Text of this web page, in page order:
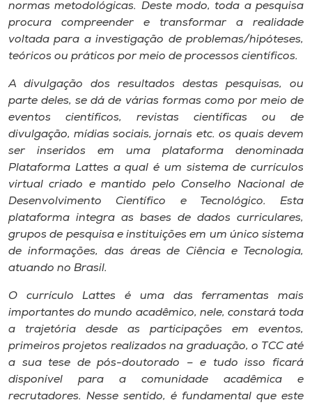
Museu
Store
Selecione
A+
A-
normas metodológicas. Deste modo, toda a pesquisa
procura compreender e transformar a realidade
voltada para a investigação de problemas/hipóteses,
teóricos ou práticos por meio de processos científicos.
A divulgação dos resultados destas pesquisas, ou
parte deles, se dá de várias formas como por meio de
eventos científicos, revistas científicas ou de
divulgação, mídias sociais, jornais etc. os quais devem
ser inseridos em uma plataforma denominada
Plataforma Lattes a qual é um sistema de currículos
virtual criado e mantido pelo Conselho Nacional de
Desenvolvimento Científico e Tecnológico. Esta
plataforma integra as bases de dados curriculares,
grupos de pesquisa e instituições em um único sistema
de informações, das áreas de Ciência e Tecnologia,
atuando no Brasil.
O currículo Lattes é uma das ferramentas mais
importantes do mundo acadêmico, nele, constará toda
a trajetória desde as participações em eventos,
primeiros projetos realizados na graduação, o TCC até
a sua tese de pós-doutorado – e tudo isso ficará
disponível para a comunidade acadêmica e
recrutadores. Nesse sentido, é fundamental que este